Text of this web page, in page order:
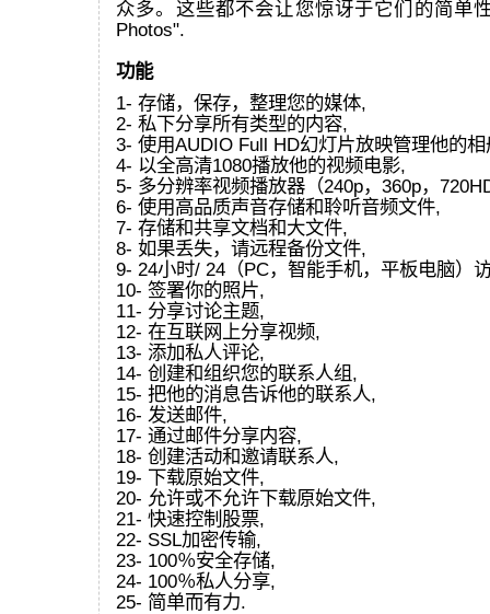
众多。这些都不会让您惊讶于它们的简单
Photos".
功能
1- 存储，保存，整理您的媒体,
2- 私下分享所有类型的内容,
3- 使用AUDIO Full HD幻灯片放映管理他的相
4- 以全高清1080播放他的视频电影,
5- 多分辨率视频播放器（240p，360p，
6- 使用高品质声音存储和聆听音频文件,
7- 存储和共享文档和大文件,
8- 如果丢失，请远程备份文件,
9- 24小时/ 24（PC，智能手机，平板电脑）
10- 签署你的照片,
11- 分享讨论主题,
12- 在互联网上分享视频,
13- 添加私人评论,
14- 创建和组织您的联系人组,
15- 把他的消息告诉他的联系人,
16- 发送邮件,
17- 通过邮件分享内容,
18- 创建活动和邀请联系人,
19- 下载原始文件,
20- 允许或不允许下载原始文件,
21- 快速控制股票,
22- SSL加密传输,
23- 100％安全存储,
24- 100％私人分享,
25- 简单而有力.